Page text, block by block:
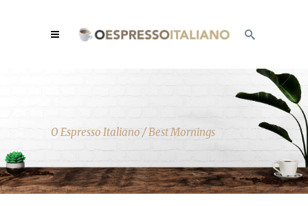
O Espresso Italiano/Best Mornings